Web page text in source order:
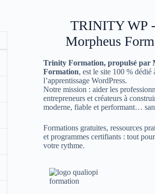
TRINITY WP
Morpheus
Trinity Formation, propulsé par
Formation, est le site 100 % dédié
l’apprentissage WordPress.
Notre mission : aider les
entrepreneurs et créateurs à
moderne, fiable et performant…
Formations gratuites, ressources
et programmes certifiants : tout
votre rythme.